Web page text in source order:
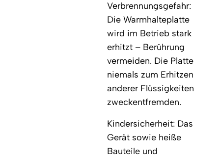
Verbrennungsgefahr:
Die Warmhalteplatte
wird im Betrieb stark
erhitzt – Berührung
vermeiden. Die Platte
niemals zum Erhitzen
anderer Flüssigkeiten
zweckentfremden.
Kindersicherheit: Das
Gerät sowie heiße
Bauteile und